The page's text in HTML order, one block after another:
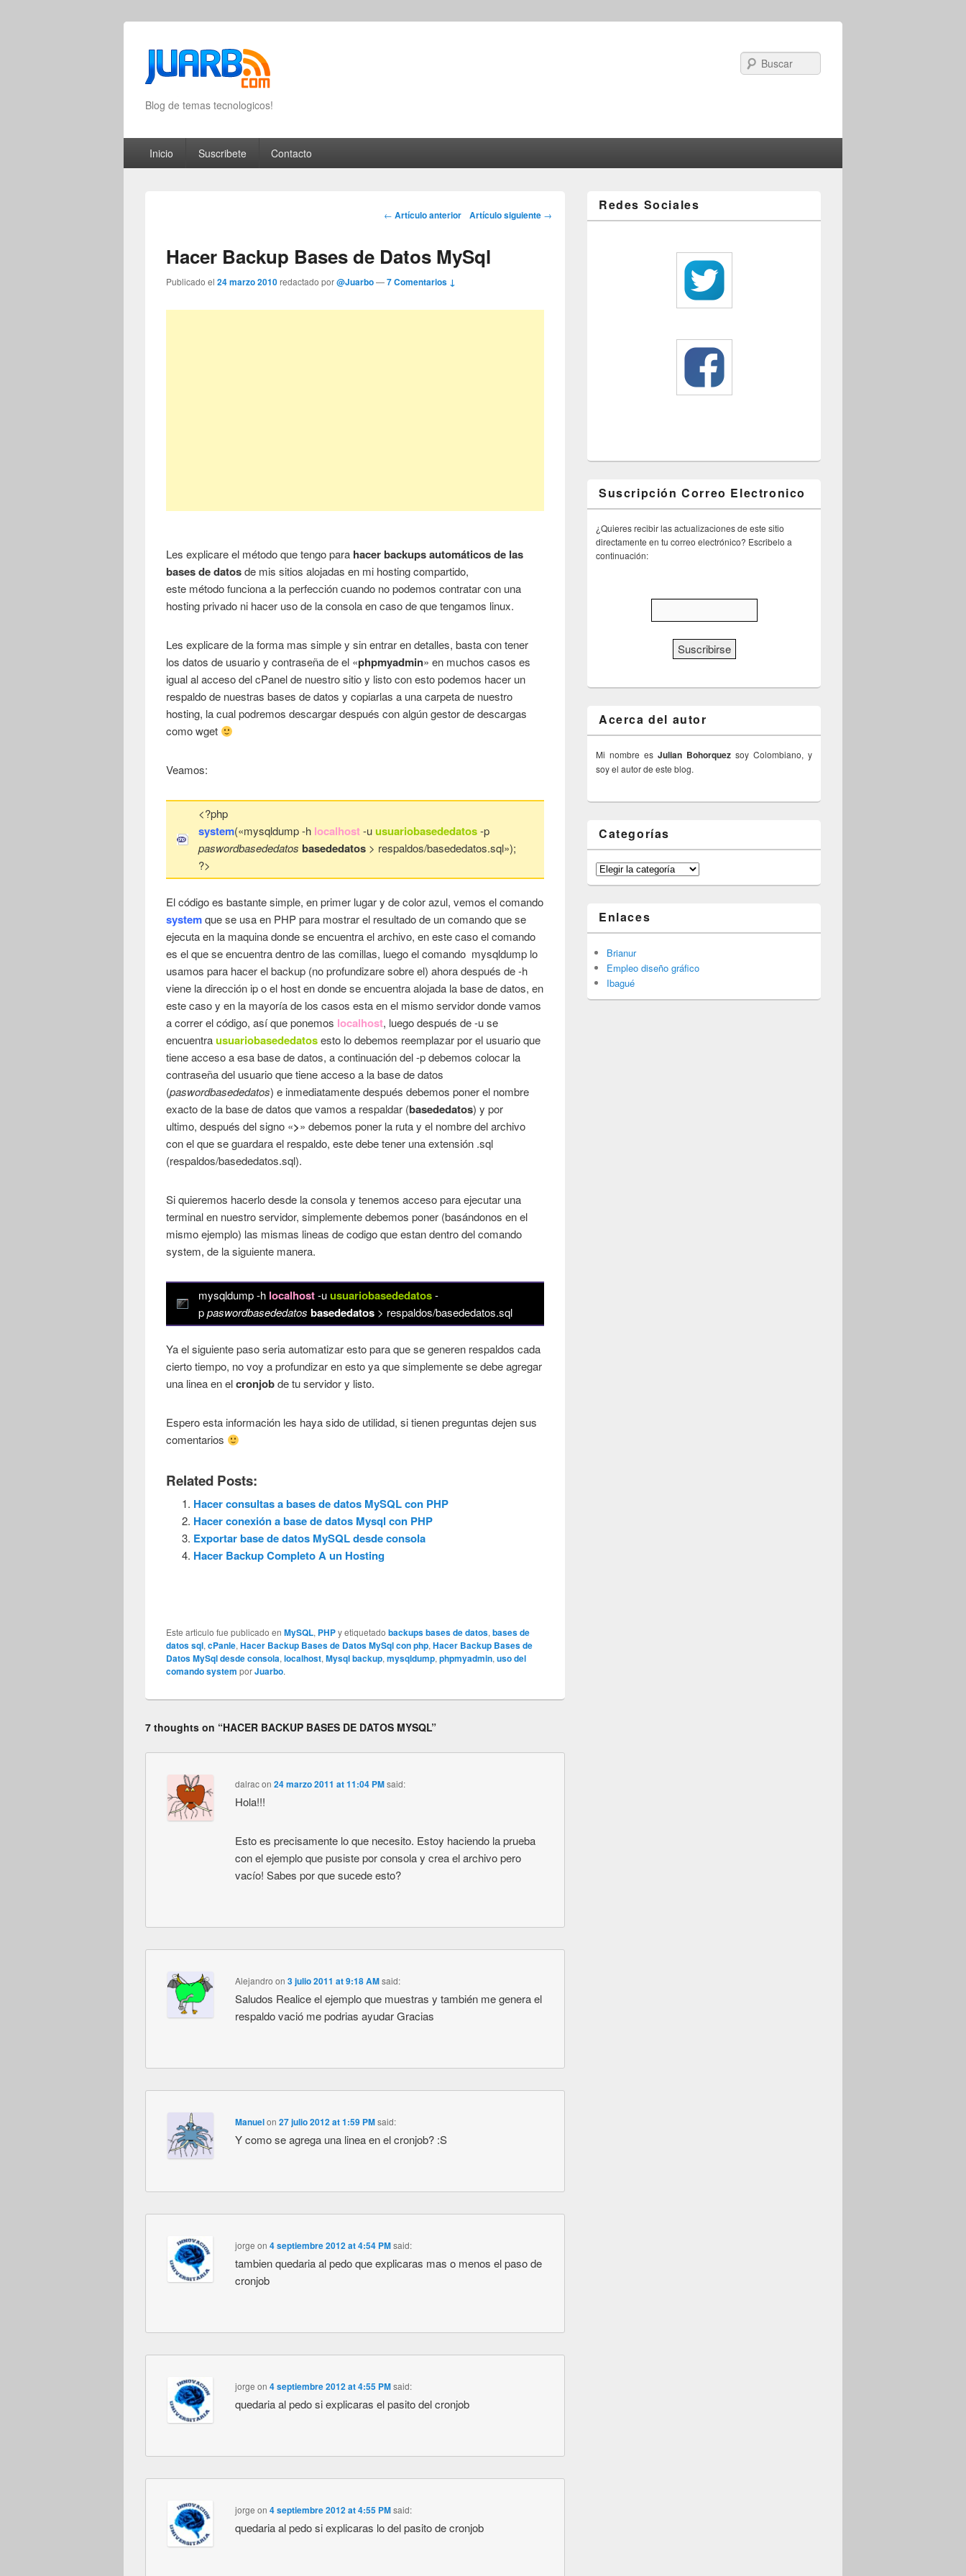
Blog de temas tecnologicos!
Primary menu
Skip to primary content
Skip to secondary content
Inicio Suscribete Contacto
Post navigation
← Artículo anterior Artículo siguiente →
Hacer Backup Bases de Datos MySql
Publicado el24 marzo 2010redactado por@Juarbo—7 Comentarios ↓
Les explicare el método que tengo para hacer backups automáticos de las
bases de datosde mis sitios alojadas en mi hosting compartido,
este método funciona a la perfección cuando no podemos contratar con una
hosting privado ni hacer uso de la consola en caso de que tengamos linux.
Les explicare de la forma mas simple y sin entrar en detalles, basta con tener
los datos de usuario y contraseña de el «phpmyadmin» en muchos casos es
igual al acceso del cPanel de nuestro sitio y listo con esto podemos hacer un
respaldo de nuestras bases de datos y copiarlas a una carpeta de nuestro
hosting, la cual podremos descargar después con algún gestor de descargas
como wget
Veamos:
<?php
system(«mysqldump -h localhost-uusuariobasededatos-p
paswordbasededatos basededatos > respaldos/basededatos.sql»);
?>
El código es bastante simple, en primer lugar y de color azul, vemos el comando
systemque se usa en PHP para mostrar el resultado de un comando que se
ejecuta en la maquina donde se encuentra el archivo, en este caso el comando
es el que se encuentra dentro de las comillas, luego el comando mysqldump lo
usamos para hacer el backup (no profundizare sobre el) ahora después de -h
viene la dirección ip o el host en donde se encuentra alojada la base de datos, en
este caso y en la mayoría de los casos esta en el mismo servidor donde vamos
a correr el código, así que ponemos localhost, luego después de -u se
encuentrausuariobasededatosesto lo debemos reemplazar por el usuario que
tiene acceso a esa base de datos, a continuación del -p debemos colocar la
contraseña del usuario que tiene acceso a la base de datos
(paswordbasededatos) e inmediatamente después debemos poner el nombre
exacto de la base de datos que vamos a respaldar (basededatos) y por
ultimo, después del signo «>» debemos poner la ruta y el nombre del archivo
con el que se guardara el respaldo, este debe tener una extensión .sql
(respaldos/basededatos.sql).
Si quieremos hacerlo desde la consola y tenemos acceso para ejecutar una
terminal en nuestro servidor, simplemente debemos poner (basándonos en el
mismo ejemplo) las mismas lineas de codigo que estan dentro del comando
system, de la siguiente manera.
mysqldump -h localhost-uusuariobasededatos-
ppaswordbasededatos basededatos > respaldos/basededatos.sql
Ya el siguiente paso seria automatizar esto para que se generen respaldos cada
cierto tiempo, no voy a profundizar en esto ya que simplemente se debe agregar
una linea en elcronjobde tu servidor y listo.
Espero esta información les haya sido de utilidad, si tienen preguntas dejen sus
comentarios
Related Posts:
Hacer consultas a bases de datos MySQL con PHP
Hacer conexión a base de datos Mysql con PHP
Exportar base de datos MySQL desde consola
Hacer Backup Completo A un Hosting
Este articulo fue publicado enMySQL, PHPy etiquetadobackups bases de datos,bases de
datos sql,cPanle,Hacer Backup Bases de Datos MySql con php,Hacer Backup Bases de
Datos MySql desde consola,localhost,Mysql backup,mysqldump,phpmyadmin,uso del
comando system porJuarbo.
7 thoughts on “HACER BACKUP BASES DE DATOS MYSQL”
dalracon 24 marzo 2011 at 11:04 PMsaid:
Hola!!!
Esto es precisamente lo que necesito. Estoy haciendo la prueba
con el ejemplo que pusiste por consola y crea el archivo pero
vacío! Sabes por que sucede esto?
Alejandro on 3 julio 2011 at 9:18 AMsaid:
Saludos Realice el ejemplo que muestras y también me genera el
respaldo vació me podrias ayudar Gracias
Manuelon 27 julio 2012 at 1:59 PMsaid:
Y como se agrega una linea en el cronjob? :S
jorge on 4 septiembre 2012 at 4:54 PMsaid:
tambien quedaria al pedo que explicaras mas o menos el paso de
cronjob
jorge on 4 septiembre 2012 at 4:55 PMsaid:
quedaria al pedo si explicaras el pasito del cronjob
jorge on 4 septiembre 2012 at 4:55 PMsaid:
quedaria al pedo si explicaras lo del pasito de cronjob
Redes Sociales
Suscripción Correo Electronico
¿Quieres recibir las actualizaciones de este sitio
directamente en tu correo electrónico? Escribelo a
continuación:
Acerca del autor
Mi nombre es Julian Bohorquez soy Colombiano, y
soy el autor de este blog.
Categorías
Categorías
Enlaces
Brianur
Empleo diseño gráfico
Ibagué